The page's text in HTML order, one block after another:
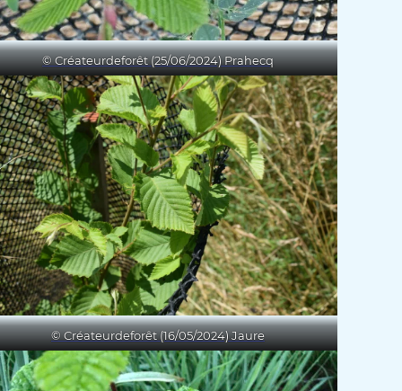
© Créateurdeforêt (25/06/2024) Prahecq
© Créateurdeforêt (16/05/2024) Jaure